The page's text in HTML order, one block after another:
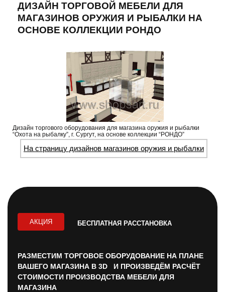
ДИЗАЙН ТОРГОВОЙ МЕБЕЛИ ДЛЯ
МАГАЗИНОВ ОРУЖИЯ И РЫБАЛКИ НА
ОСНОВЕ КОЛЛЕКЦИИ РОНДО
Дизайн торгового оборудования для магазина оружия и рыбалки
“Охота на рыбалку”, г. Сургут, на основе коллекции “РОНДО”
На страницу дизайнов магазинов оружия и рыбалки
АКЦИЯ БЕСПЛАТНАЯ РАССТАНОВКА
РАЗМЕСТИМ ТОРГОВОЕ ОБОРУДОВАНИЕ НА ПЛАНЕ
ВАШЕГО МАГАЗИНА В 3D И ПРОИЗВЕДЁМ РАСЧЁТ
СТОИМОСТИ ПРОИЗВОДСТВА МЕБЕЛИ ДЛЯ
МАГАЗИНА